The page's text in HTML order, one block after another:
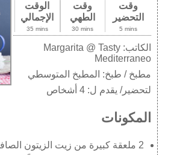
وقت
التحضير
5 mins
وقت
الطهي
30 mins
الوقت
الإجمالي
35 mins
الكاتب:Margarita @ Tasty
Mediterraneo
مطبخ / طبخ: المطبخ المتوسطي
لتحضير/ يقدم ل:4 أشخاص
المكونات
2 ملعقة كبيرة من زيت الزيتون الصافي